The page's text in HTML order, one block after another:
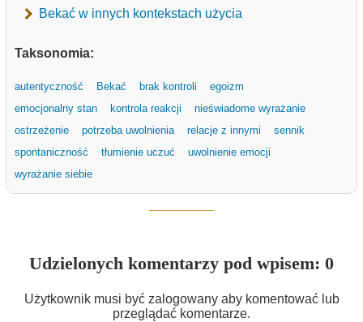
Bekać w innych kontekstach użycia
Taksonomia:
autentyczność Bekać brak kontroli
egoizm
emocjonalny stan
kontrola reakcji
nieświadome wyrażanie
ostrzeżenie
potrzeba uwolnienia relacje z innymi
sennik
spontaniczność
tłumienie uczuć
uwolnienie emocji
wyrażanie siebie
Udzielonych komentarzy pod wpisem: 0
Użytkownik musi być zalogowany aby komentować lub
przeglądać komentarze.